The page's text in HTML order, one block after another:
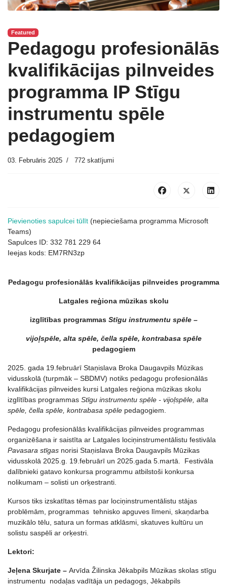
Featured
Pedagogu profesionālās
kvalifikācijas pilnveides
programma IP Stīgu
instrumentu spēle
pedagogiem
03. Februāris 2025 772 skatījumi
Pievienoties sapulcei tūlīt (nepieciešama programma Microsoft
Teams)
Sapulces ID: 332 781 229 64
Ieejas kods: EM7RN3zp
Pedagogu profesionālās kvalifikācijas pilnveides programma
Latgales reģiona mūzikas skolu
izglītības programmas Stīgu instrumentu spēle –
vijoļspēle, alta spēle, čella spēle, kontrabasa spēle
pedagogiem
2025. gada 19.februārī Staņislava Broka Daugavpils Mūzikas
vidusskolā (turpmāk – SBDMV) notiks pedagogu profesionālās
kvalifikācijas pilnveides kursi Latgales reģiona mūzikas skolu
izglītības programmas Stīgu instrumentu spēle - vijoļspēle, alta
spēle, čella spēle, kontrabasa spēle pedagogiem.
Pedagogu profesionālās kvalifikācijas pilnveides programmas
organizēšana ir saistīta ar Latgales lociņinstrumentālistu festivāla
Pavasara stīgas norisi Staņislava Broka Daugavpils Mūzikas
vidusskolā 2025.g. 19.februārī un 2025.gada 5.martā. Festivāla
dalībnieki gatavo konkursa programmu atbilstoši konkursa
nolikumam – solisti un orķestranti.
Kursos tiks izskatītas tēmas par lociņinstrumentālistu stājas
problēmām, programmas tehnisko apguves līmeni, skaņdarba
muzikālo tēlu, satura un formas atklāsmi, skatuves kultūru un
solistu saspēli ar orķestri.
Lektori:
Jeļena Skurjate – Arvīda Žilinska Jēkabpils Mūzikas skolas stīgu
instrumentu nodaļas vadītāja un pedagogs, Jēkabpils